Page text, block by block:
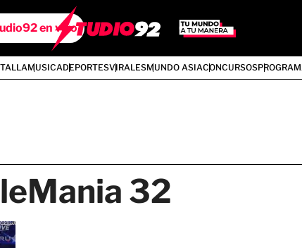
en vivo
MUSICADEPORTESVIRALESMUNDO ASIACONCURSOS
32